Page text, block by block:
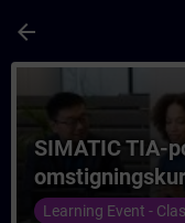
arrow_back
課程 -
SIMATIC TIA-
Learning Event -